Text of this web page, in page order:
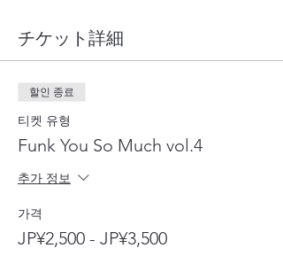
としてドヤります。
音に浸って真夏の夜を120%楽しみましょ
う。
お待ちしております。
Funk You So Much vol.4
2024.08.18(sun)
OPEN 18:00 / LIVE START 19:00~
ADV ¥3,500 / DOOR ¥4,000
Under25(-¥1,000)
チケット詳細
할인 종료
티켓 유형
Funk You So Much vol.4
추가 정보
가격
JP¥2,500 - JP¥3,500